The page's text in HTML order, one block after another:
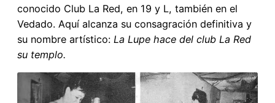
conocido Club La Red, en 19 y L, también en el
Vedado. Aquí alcanza su consagración definitiva y
su nombre artístico: La Lupe hace del club La Red
su templo.